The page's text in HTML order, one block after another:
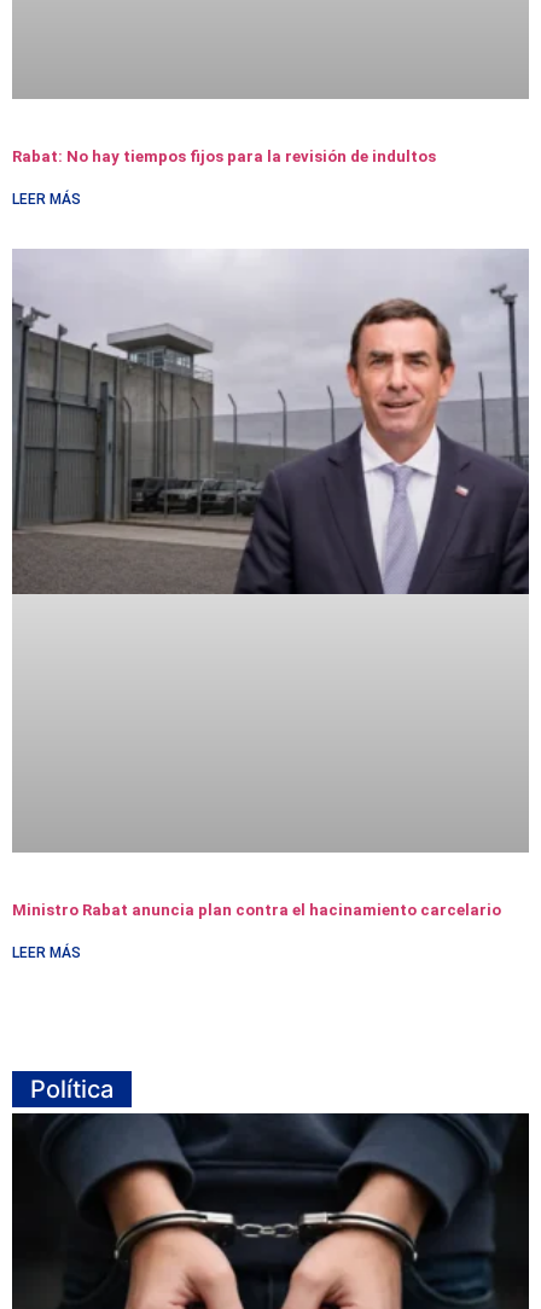
Rabat: No hay tiempos fijos para la revisión de indultos
LEER MÁS
Ministro Rabat anuncia plan contra el hacinamiento carcelario
LEER MÁS
Política